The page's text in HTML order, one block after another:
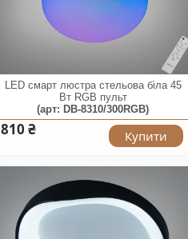
LED смарт люстра стельова біла 45
Вт RGB пульт
(арт: DB-8310/300RGB)
810 ₴ Купити